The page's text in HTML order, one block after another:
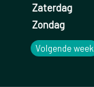
Zaterdag
Zondag
Volgende week